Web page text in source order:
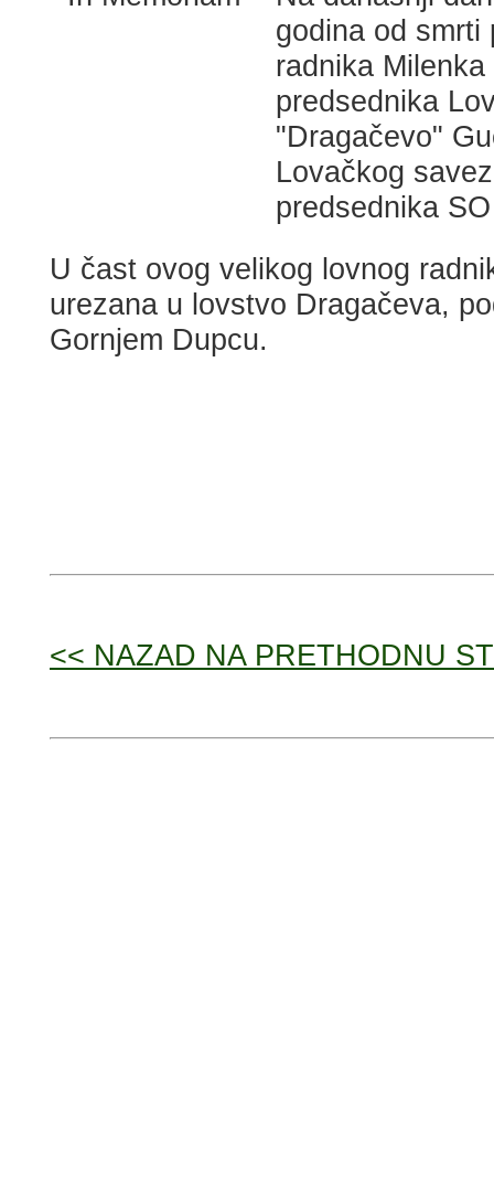
godina od smrti
radnika
predsednika
"Dragačevo"
Lovačkog
predsednika
U čast ovog velikog lovnog
urezana u lovstvo Dragačeva,
Gornjem Dupcu.
<< NAZAD NA PRETHODNU